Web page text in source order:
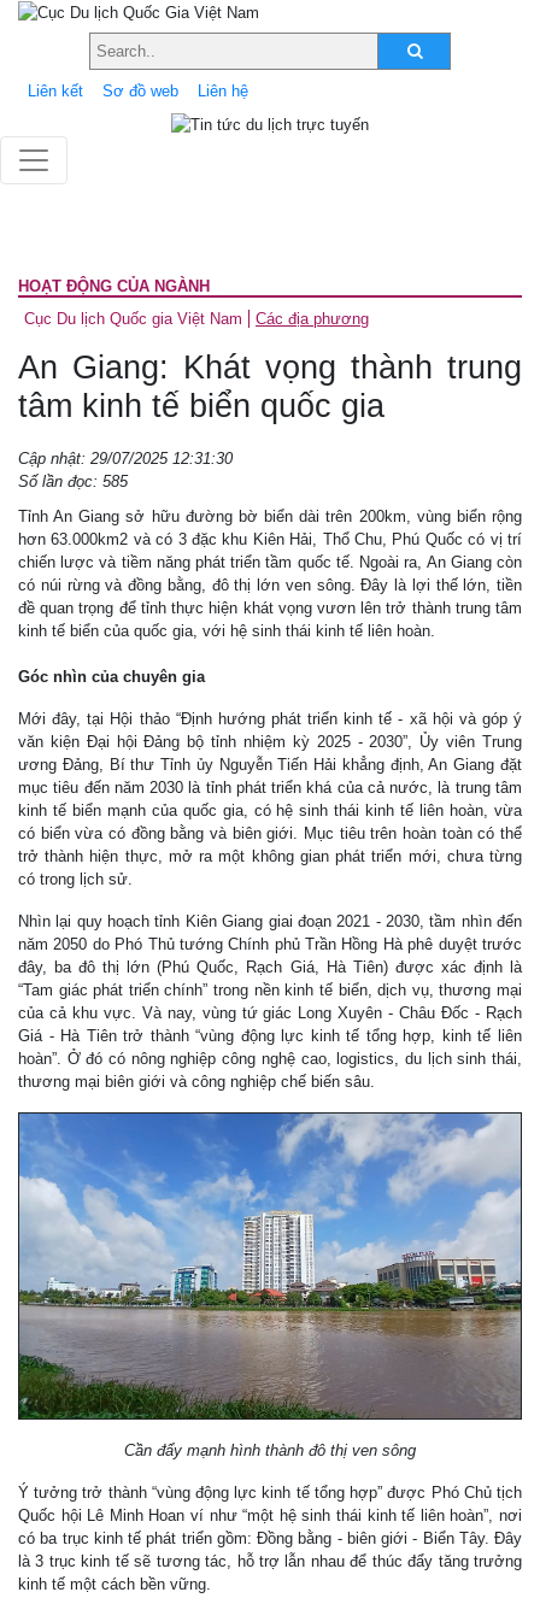
Liên kết Sơ đồ web Liên hệ
HOẠT ĐỘNG CỦA NGÀNH
Cục Du lịch Quốc gia Việt Nam
Các địa phương
An Giang: Khát vọng thành trung
tâm kinh tế biển quốc gia
Cập nhật: 29/07/2025 12:31:30
Số lần đọc: 585
Tỉnh An Giang sở hữu đường bờ biển dài trên 200km, vùng biển rộng
hơn 63.000km2 và có 3 đặc khu Kiên Hải, Thổ Chu, Phú Quốc có vị trí
chiến lược và tiềm năng phát triển tầm quốc tế. Ngoài ra, An Giang còn
có núi rừng và đồng bằng, đô thị lớn ven sông. Đây là lợi thế lớn, tiền
đề quan trọng để tỉnh thực hiện khát vọng vươn lên trở thành trung tâm
kinh tế biển của quốc gia, với hệ sinh thái kinh tế liên hoàn.
Góc nhìn của chuyên gia
Mới đây, tại Hội thảo “Định hướng phát triển kinh tế - xã hội và góp ý
văn kiện Đại hội Đảng bộ tỉnh nhiệm kỳ 2025 - 2030”, Ủy viên Trung
ương Đảng, Bí thư Tỉnh ủy Nguyễn Tiến Hải khẳng định, An Giang đặt
mục tiêu đến năm 2030 là tỉnh phát triển khá của cả nước, là trung tâm
kinh tế biển mạnh của quốc gia, có hệ sinh thái kinh tế liên hoàn, vừa
có biển vừa có đồng bằng và biên giới. Mục tiêu trên hoàn toàn có thể
trở thành hiện thực, mở ra một không gian phát triển mới, chưa từng
có trong lịch sử.
Nhìn lại quy hoạch tỉnh Kiên Giang giai đoạn 2021 - 2030, tầm nhìn đến
năm 2050 do Phó Thủ tướng Chính phủ Trần Hồng Hà phê duyệt trước
đây, ba đô thị lớn (Phú Quốc, Rạch Giá, Hà Tiên) được xác định là
“Tam giác phát triển chính” trong nền kinh tế biển, dịch vụ, thương mại
của cả khu vực. Và nay, vùng tứ giác Long Xuyên - Châu Đốc - Rạch
Giá - Hà Tiên trở thành “vùng động lực kinh tế tổng hợp, kinh tế liên
hoàn”. Ở đó có nông nghiệp công nghệ cao, logistics, du lịch sinh thái,
thương mại biên giới và công nghiệp chế biến sâu.
Cần đẩy mạnh hình thành đô thị ven sông
Ý tưởng trở thành “vùng động lực kinh tế tổng hợp” được Phó Chủ tịch
Quốc hội Lê Minh Hoan ví như “một hệ sinh thái kinh tế liên hoàn”, nơi
có ba trục kinh tế phát triển gồm: Đồng bằng - biên giới - Biển Tây. Đây
là 3 trục kinh tế sẽ tương tác, hỗ trợ lẫn nhau để thúc đẩy tăng trưởng
kinh tế một cách bền vững.